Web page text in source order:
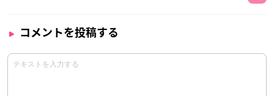
コメントを投稿する